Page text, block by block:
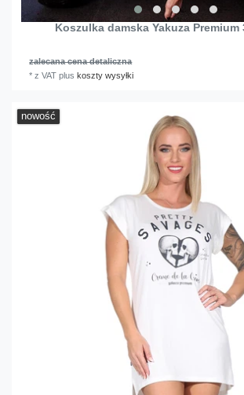
Koszulka damska Yakuza Premium
zalecana cena detaliczna
*z VAT pluskoszty wysyłki
nowość